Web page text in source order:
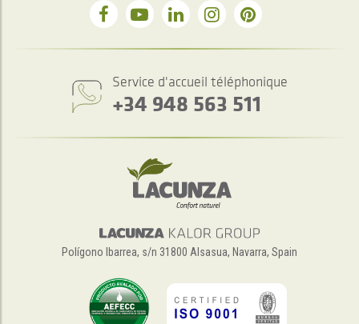
Service d'accueil téléphonique
+34 948 563 511
Polígono Ibarrea, s/n 31800 Alsasua, Navarra, Spain